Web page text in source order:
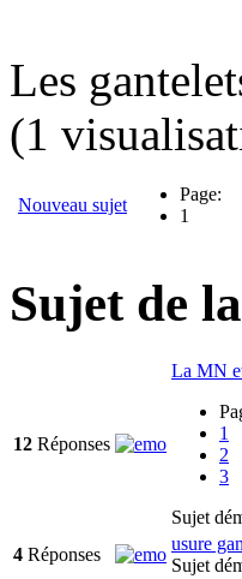
Les
(1
Nouveau sujet
Page:
1
Sujet de
12 Réponses
La MN
1
2
3
Sujet
4 Réponses
usure
Sujet